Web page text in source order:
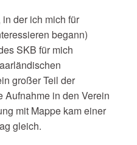
der ich mich für
begann)
SKB für mich
großer Teil der
Aufnahme in den Verein
mit Mappe kam einer
gleich.